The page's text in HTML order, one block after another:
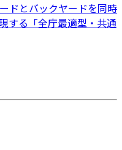
ドとバックヤードを同時
する「全庁最適型・共通